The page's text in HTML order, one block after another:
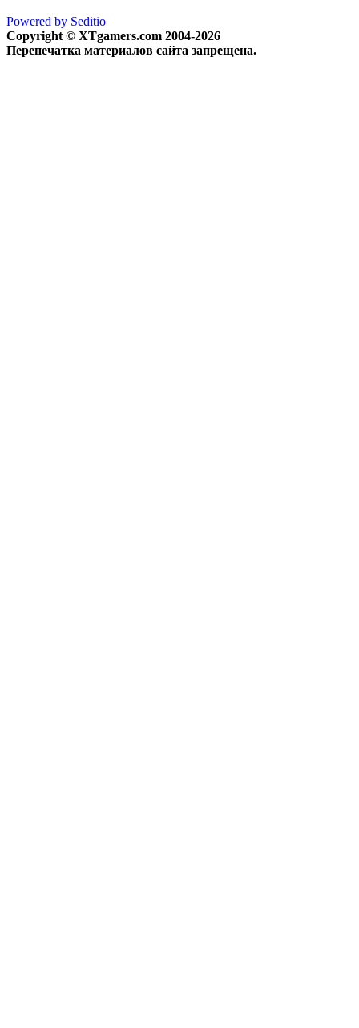
Powered by Seditio
Copyright © XTgamers.com 2004-2026
Перепечатка материалов сайта запрещена.